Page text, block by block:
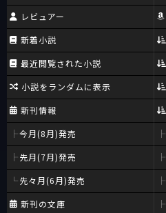
レビュアー
新着小説
最近閲覧された小説
小説をランダムに表示
新刊情報
今月(8月)発売
先月(7月)発売
先々月(6月)発売
新刊の文庫